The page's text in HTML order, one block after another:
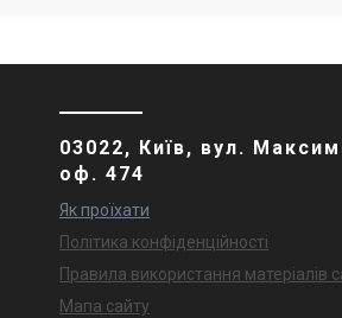
03022, Київ, вул.
оф. 474
Як проїхати
Політика конфіденційності
Правила використання матеріалів
Мапа сайту